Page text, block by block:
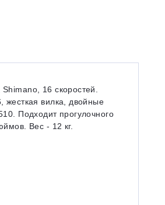
16 скоростей.
жесткая вилка, двойные
Подходит прогулочного
Вес - 12 кг.